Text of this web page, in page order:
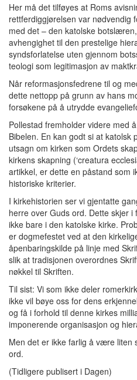
Her må det tilføyes at Roms
rettferdiggjørelsen var
med det – den katolske
avhengighet til den prestelige
syndsforlatelse uten gjennom
teologi som legitimasjon av
Når reformasjonsfedrene til og
dette nettopp på grunn av hans
forsøkene på å utrydde
Pollestad fremholder videre med
Bibelen. En kan godt si at katolsk
utsagn om kirken som Ordets
kirkens skapning (‘creatura
artikkel, er dette en påstand som
historiske kriterier.
I kirkehistorien ser vi gjentatte
herre over Guds ord. Dette skjer
ikke bare i den katolske kirke.
er dogmefestet ved at den
åpenbaringskilde på linje med
slik at tradisjonen overordnes
nøkkel til Skriften.
Til sist: Vi som ikke deler
ikke vil bøye oss for dens
og få i forhold til denne kirkes
imponerende organisasjon og
Men det er ikke farlig å være liten
ord.
(Tidligere publisert i Dagen)